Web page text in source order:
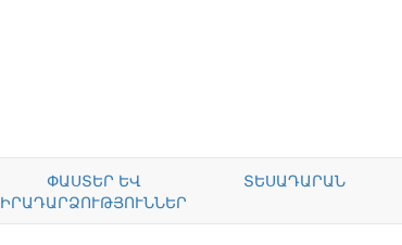
ՓԱՍՏԵՐ ԵՎ
ԻՐԱԴԱՐՁՈՒԹՅՈՒՆՆԵՐ
ՏԵՍԱԴԱՐԱՆ